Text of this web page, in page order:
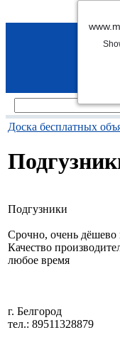
Доска бесплатных
Подгузники
Срочно, очень дёшево
Качество
любое время
г. Белгород
тел.: 89511328879